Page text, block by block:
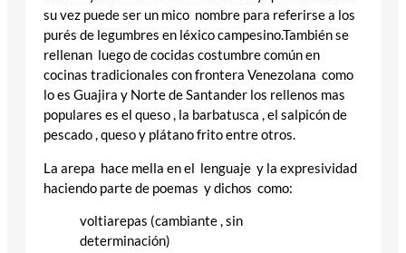
su vez puede ser un mico nombre para referirse a los
purés de legumbres en léxico campesino.También se
rellenan luego de cocidas costumbre común en
cocinas tradicionales con frontera Venezolana como
lo es Guajira y Norte de Santander los rellenos mas
populares es el queso , la barbatusca , el salpicón de
pescado , queso y plátano frito entre otros.
La arepa hace mella en el lenguaje y la expresividad
haciendo parte de poemas y dichos como:
voltiarepas (cambiante , sin
determinación)